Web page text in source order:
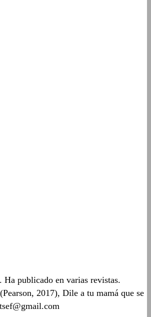
publicado en varias revistas.
2017), Dile a tu mamá que se